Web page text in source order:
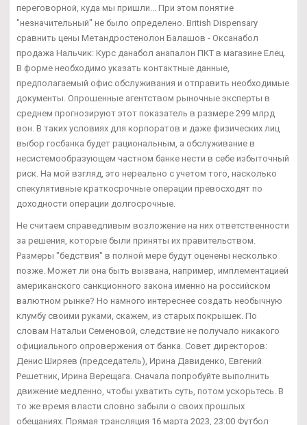
переговорной, куда мы пришли... При этом понятие
"незначительный" не было определено. British Dispensary
сравнить цены Метандростенолон Балашов - Оксанабол
продажа Нальчик: Курс данабол анапалон ПКТ в магазине Елец.
В форме необходимо указать контактные данные,
предполагаемый офис обслуживания и отправить необходимые
документы. Опрошенные агентством рыночные эксперты в
среднем прогнозируют этот показатель в размере 299 млрд
вон. В таких условиях для корпоратов и даже физических лиц
выбор госбанка будет рациональным, а обслуживание в
несистемообразующем частном банке нести в себе избыточный
риск. На мой взгляд, это нереально с учетом того, насколько
спекулятивные краткосрочные операции превосходят по
доходности операции долгосрочные.
Не считаем справедливым возложение на них ответственности
за решения, которые были приняты их правительством.
Размеры "бедствия" в полной мере будут оценены несколько
позже. Может ли она быть вызвана, например, имплементацией
американского санкционного закона именно на российском
валютном рынке? Но намного интереснее создать необычную
клумбу своими руками, скажем, из старых покрышек. По
словам Натальи Семеновой, следствие не получало никакого
официального опровержения от банка. Совет директоров:
Денис Ширяев (председатель), Ирина Давиденко, Евгений
Решетник, Ирина Верещага. Сначала попробуйте выполнить
движение медленно, чтобы ухватить суть, потом ускорьтесь. В
то же время власти словно забыли о своих прошлых
обещаниях. Прямая трансляция 16 марта 2023, 23:00 Футбол